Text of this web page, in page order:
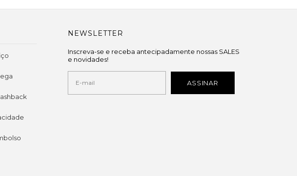
NEWSLETTER
Inscreva-se e receba antecipadamente nossas SALES
e novidades!